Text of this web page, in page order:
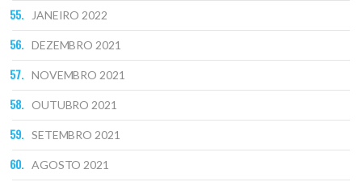
JANEIRO 2022
DEZEMBRO 2021
NOVEMBRO 2021
OUTUBRO 2021
SETEMBRO 2021
AGOSTO 2021